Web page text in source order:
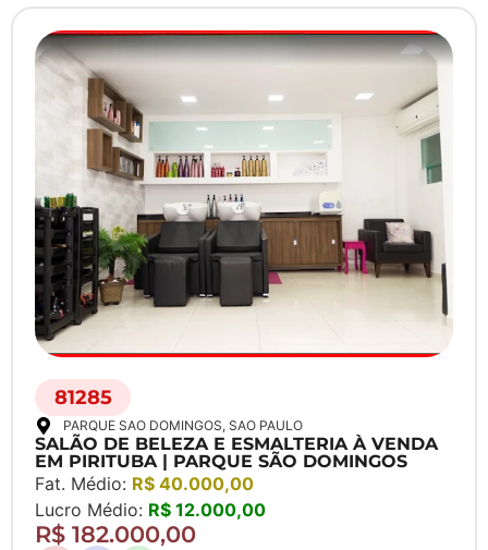
81285
PARQUE SAO DOMINGOS, SAO PAULO
SALÃO DE BELEZA E ESMALTERIA À VENDA
EM PIRITUBA | PARQUE SÃO DOMINGOS
Fat. Médio: R$ 40.000,00
Lucro Médio: R$ 12.000,00
R$ 182.000,00